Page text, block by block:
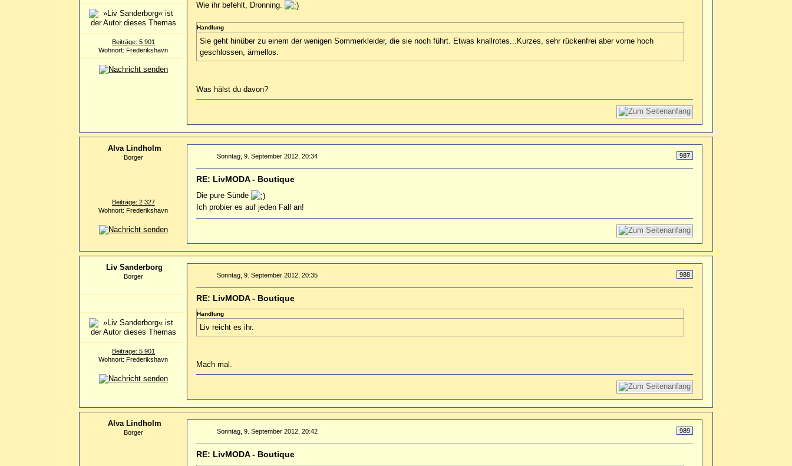
Beiträge: 5 901
Wohnort: Frederikshavn
Wie ihr befehlt, Dronning.
Handlung
Sie geht hinüber zu einem der wenigen Sommerkleider, die sie noch führt. Etwas knallrotes...Kurzes, sehr rückenfrei aber vorne hoch
geschlossen, ärmellos.
Was hälst du davon?
Alva Lindholm
Borger
Beiträge: 2 327
Wohnort: Frederikshavn
987
Sonntag, 9. September 2012, 20:34
RE: LivMODA - Boutique
Die pure Sünde
Ich probier es auf jeden Fall an!
Liv Sanderborg
Borger
Beiträge: 5 901
Wohnort: Frederikshavn
988
Sonntag, 9. September 2012, 20:35
RE: LivMODA - Boutique
Handlung
Liv reicht es ihr.
Mach mal.
Alva Lindholm
Borger 989
Sonntag, 9. September 2012, 20:42
RE: LivMODA - Boutique